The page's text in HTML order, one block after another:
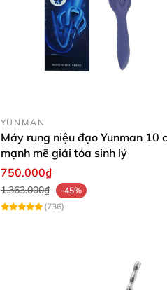
YUNMAN
Máy rung niệu đạo Yunman 10
mạnh mẽ giải tỏa sinh lý
750.000₫
1.363.000₫
-45%
(736)